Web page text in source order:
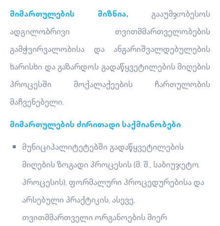
მიმართულების მიზნია, გააუმჯობესოს
ადგილობრივი თვითმმართველობების
გამჭვირვალობისა და ანგარიშვალდებულების
ხარისხი და გაზარდოს გადაწყვეტილების მიღების
პროცესში მოქალაქეების ჩართულობის
მაჩვენებელი.
მიმართულების ძირითადი საქმიანობები
მუნიციპალიტეტებში გადაწყვეტილების
მიღების ზოგადი პროცესის (მ. შ., საბიუჯეტო
პროცესის), ფორმალური პროცედურებისა და
არსებული პრაქტიკის, ასევე,
თვითმმართველი ორგანოების მიერ